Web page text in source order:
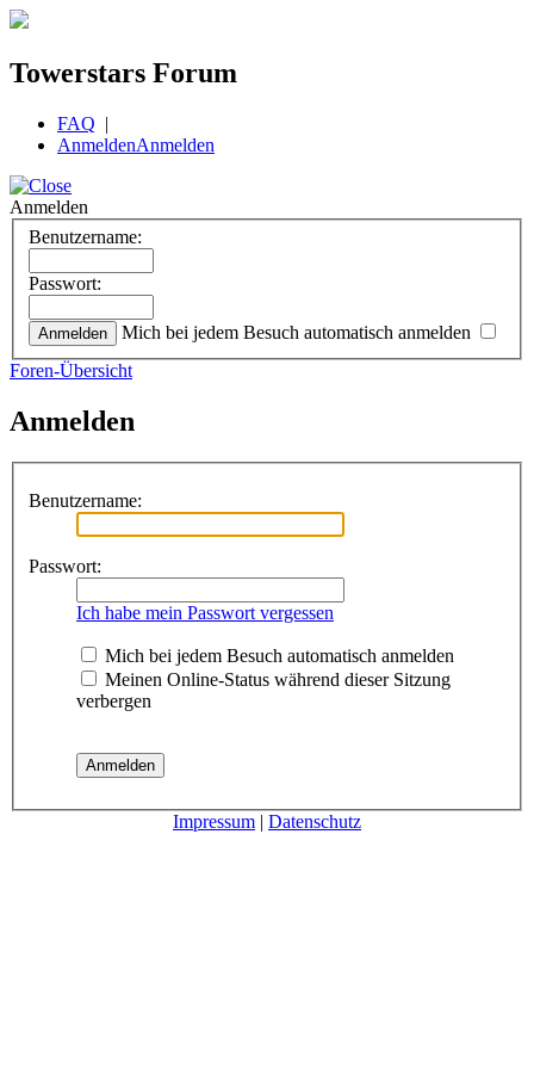
Towerstars Forum
FAQ |
AnmeldenAnmelden
Anmelden
Benutzername:
Passwort:
Mich bei jedem Besuch automatisch anmelden
Foren-Übersicht
Anmelden
Benutzername:
Passwort:
Ich habe mein Passwort vergessen
Mich bei jedem Besuch automatisch anmelden
Meinen Online-Status während dieser Sitzung
verbergen
Impressum | Datenschutz